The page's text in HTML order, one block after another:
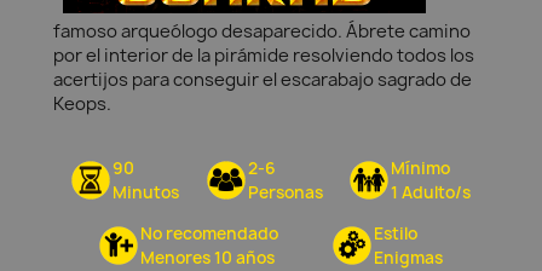
famoso arqueólogo desaparecido. Ábrete camino
por el interior de la pirámide resolviendo todos los
acertijos para conseguir el escarabajo sagrado de
Keops.
90
Minutos
2-6
Personas
Mínimo
1 Adulto/s
No recomendado
Menores 10 años
Estilo
Enigmas